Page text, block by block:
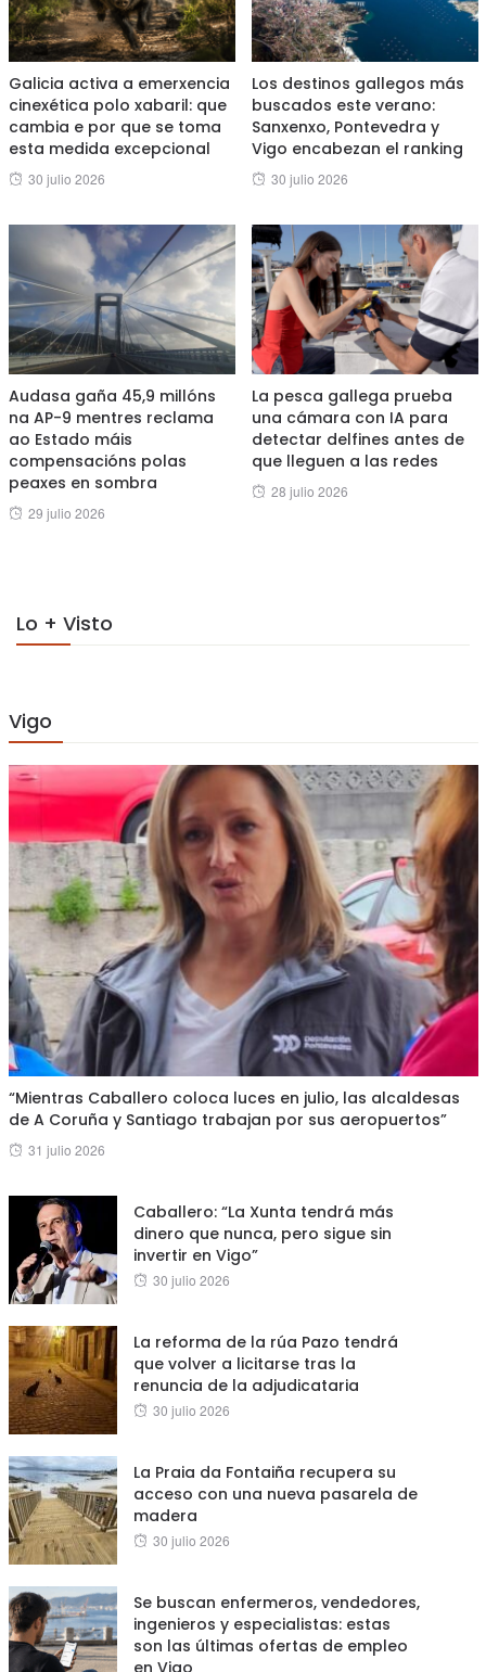
Galicia activa a emerxencia
cinexética polo xabaril: que
cambia e por que se toma
esta medida excepcional
Posted
30 julio 2026
Los destinos gallegos más
buscados este verano:
Sanxenxo, Pontevedra y
Vigo encabezan el ranking
Posted
30 julio 2026
Audasa gaña 45,9 millóns
na AP-9 mentres reclama
ao Estado máis
compensacións polas
peaxes en sombra
Posted
29 julio 2026
La pesca gallega prueba
una cámara con IA para
detectar delfines antes de
que lleguen a las redes
Posted
28 julio 2026
Lo + Visto
Vigo
“Mientras Caballero coloca luces en julio, las alcaldesas
de A Coruña y Santiago trabajan por sus aeropuertos”
Posted
31 julio 2026
Caballero: “La Xunta tendrá más
dinero que nunca, pero sigue sin
invertir en Vigo”
Posted
30 julio 2026
La reforma de la rúa Pazo tendrá
que volver a licitarse tras la
renuncia de la adjudicataria
Posted
30 julio 2026
La Praia da Fontaiña recupera su
acceso con una nueva pasarela de
madera
Posted
30 julio 2026
Se buscan enfermeros, vendedores,
ingenieros y especialistas: estas
son las últimas ofertas de empleo
en Vigo